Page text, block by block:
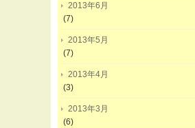
2013年6月
(7)
2013年5月
(7)
2013年4月
(3)
2013年3月
(6)